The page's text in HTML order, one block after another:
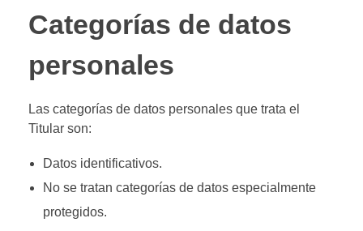
Categorías de datos
personales
Las categorías de datos personales que trata el
Titular son:
Datos identificativos.
No se tratan categorías de datos especialmente
protegidos.